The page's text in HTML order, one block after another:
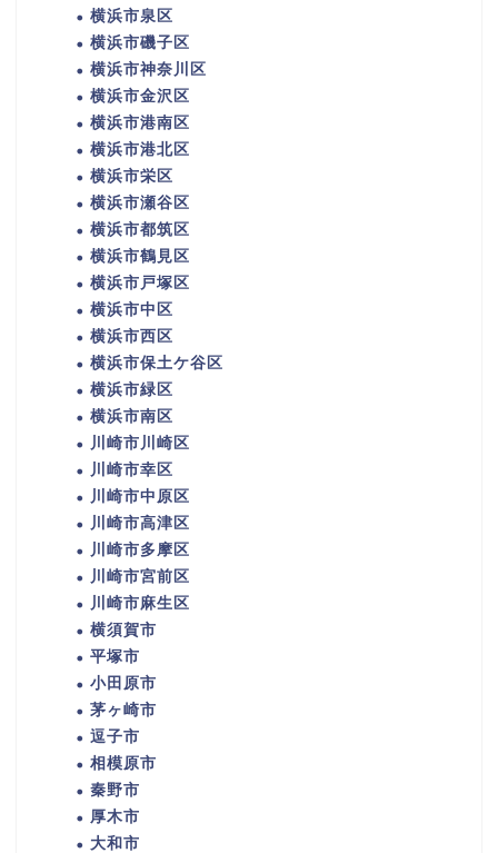
横浜市泉区
横浜市磯子区
横浜市神奈川区
横浜市金沢区
横浜市港南区
横浜市港北区
横浜市栄区
横浜市瀬谷区
横浜市都筑区
横浜市鶴見区
横浜市戸塚区
横浜市中区
横浜市西区
横浜市保土ケ谷区
横浜市緑区
横浜市南区
川崎市川崎区
川崎市幸区
川崎市中原区
川崎市高津区
川崎市多摩区
川崎市宮前区
川崎市麻生区
横須賀市
平塚市
小田原市
茅ヶ崎市
逗子市
相模原市
秦野市
厚木市
大和市